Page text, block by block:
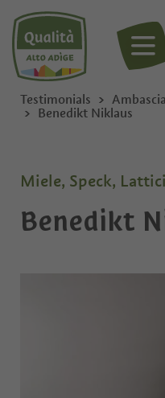
Testimonials
Benedikt Niklaus
Miele, Speck,
Benedikt